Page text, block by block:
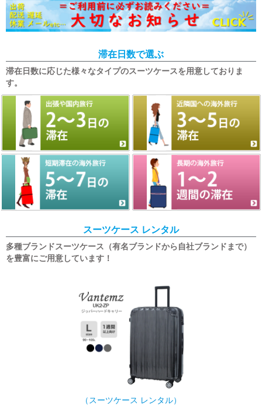
滞在日数で選ぶ
滞在日数に応じた様々なタイプのスーツケースを用意しておりま
す。
スーツケース レンタル
多種ブランドスーツケース（有名ブランドから自社ブランドまで）
を豊富にご用意しています！
（スーツケース レンタル）